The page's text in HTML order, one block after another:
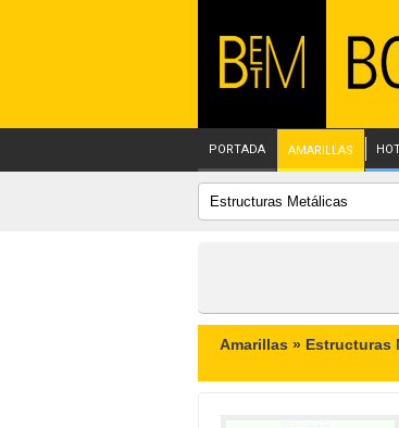
PORTADA AMARILLAS
Amarillas » Estructuras